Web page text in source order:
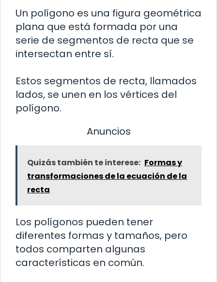
Un polígono es una figura geométrica
plana que está formada por una
serie de segmentos de recta que se
intersectan entre sí.
Estos segmentos de recta, llamados
lados, se unen en los vértices del
polígono.
Anuncios
Quizás también te interese: Formas y
transformaciones de la ecuación de la
recta
Los polígonos pueden tener
diferentes formas y tamaños, pero
todos comparten algunas
características en común.